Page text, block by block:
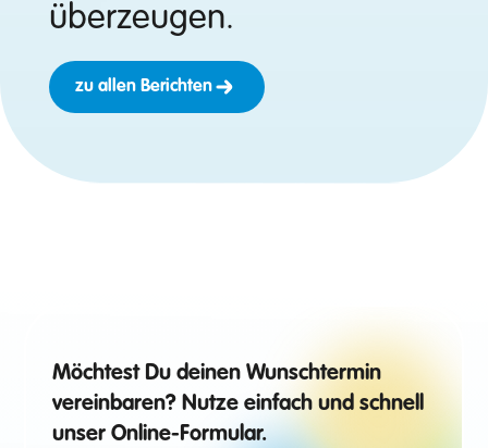
überzeugen.
zu allen Berichten
Möchtest Du deinen Wunschtermin
vereinbaren? Nutze einfach und schnell
unser Online-Formular.